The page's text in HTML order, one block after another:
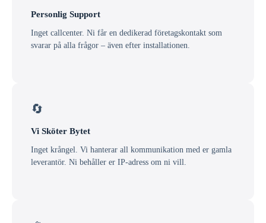
Personlig Support
Inget callcenter. Ni får en dedikerad företagskontakt som
svarar på alla frågor – även efter installationen.
🔄
Vi Sköter Bytet
Inget krångel. Vi hanterar all kommunikation med er gamla
leverantör. Ni behåller er IP-adress om ni vill.